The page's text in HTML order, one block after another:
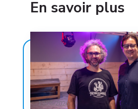
En savoir plus
13/05/2026